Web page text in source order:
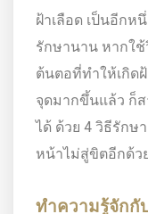
ฝ้าเลือด เป็นอีกห
รักษานาน หากใ
ต้นตอที่ทำให้เกิด
จุดมากขึ้นแล้ว ก็
ได้ ด้วย 4 วิธีรักษ
หน้าไม่สู่ขิตอีกด้ว
ทำความรู้จักกั